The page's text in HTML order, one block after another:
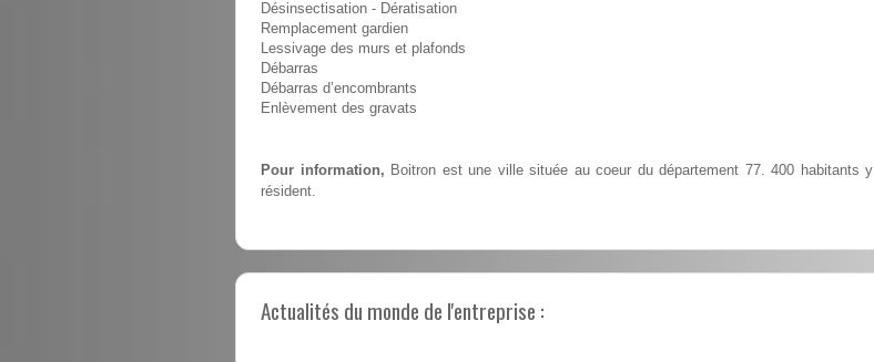
Désinsectisation - Dératisation
Remplacement gardien
Lessivage des murs et plafonds
Débarras
Débarras d’encombrants
Enlèvement des gravats
Pour information, Boitron est une ville située au coeur du département 77. 400 habitants y
résident.
Actualités du monde de l'entreprise :